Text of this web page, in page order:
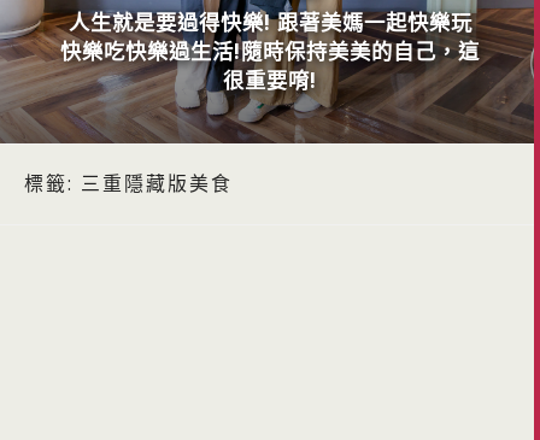
人生就是要過得快樂! 跟著美媽一起快樂玩
快樂吃快樂過生活!隨時保持美美的自己，這
很重要唷!
標籤: 三重隱藏版美食